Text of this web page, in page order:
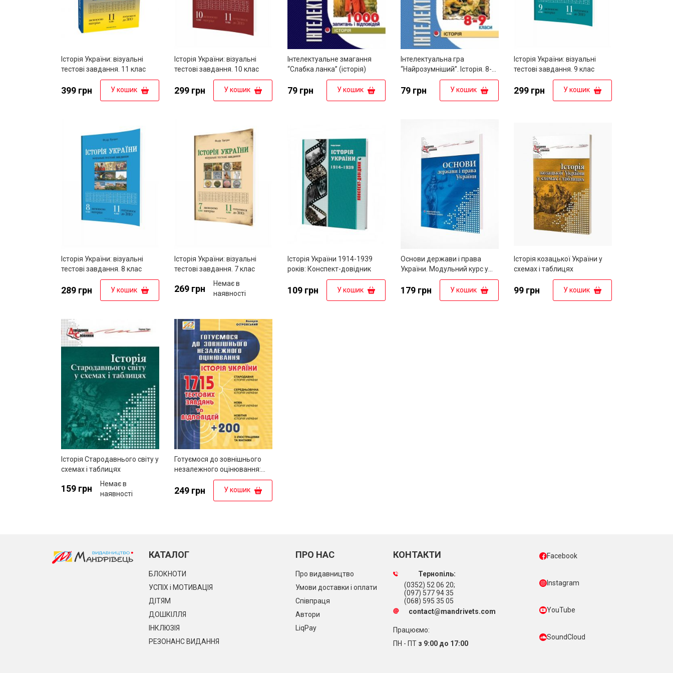
Історія України: візуальні
тестові завдання. 11 клас
399 грн У кошик
Історія України: візуальні
тестові завдання. 10 клас
299 грн У кошик
Інтелектуальне змагання
“Слабка ланка” (історія)
79 грн У кошик
Інтелектуальна гра
“Найрозумніший”. Історія. 8-9
79 грн У кошик
Історія України: візуальні
тестові завдання. 9 клас
299 грн У кошик
Історія України: візуальні
тестові завдання. 8 клас
289 грн У кошик
Історія України: візуальні
тестові завдання. 7 клас
269 грн
Немає в
наявності
Історія України 1914-1939
років: Конспект-довідник
109 грн У кошик
Основи держави і права
України. Модульний курс у
таблицях і схемах
179 грн У кошик
Історія козацької України у
схемах і таблицях
99 грн У кошик
Історія Стародавнього світу у
схемах і таблицях
159 грн
Немає в
наявності
Готуємося до зовнішнього
незалежного оцінювання:
збірник тестових завдань з
історії України
249 грн У кошик
КАТАЛОГ
БЛОКНОТИ
УСПІХ і МОТИВАЦІЯ
ДІТЯМ
ДОШКІЛЛЯ
ІНКЛЮЗІЯ
РЕЗОНАНС ВИДАННЯ
ПРО НАС
Про видавництво
Умови доставки і оплати
Співпраця
Автори
LiqPay
КОНТАКТИ
Тернопіль:
(0352) 52 06 20;
(097) 577 94 35
(068) 595 35 05
contact@mandrivets.com
Працюємо:
ПН - ПТ з 9:00 до 17:00
Facebook
Instagram
YouTube
SoundCloud